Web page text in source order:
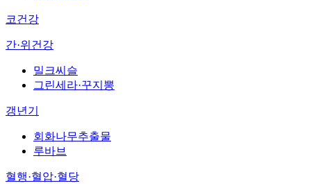
코건강
간·위건강
밀크씨슬
그린세라·꾸지뽕
갱년기
회화나무추출물
루바브
혈행·혈압·혈당